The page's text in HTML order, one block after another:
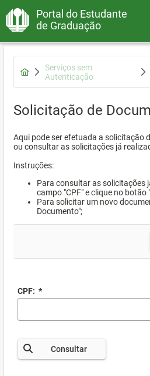
Portal do Estudante
de Graduação
Serviços sem
Autenticação
Solicitação de
Aqui pode ser efetuada a solicitação
ou consultar as solicitações já
Instruções:
Para consultar as solicitações
campo "CPF" e clique no botão
Para solicitar um novo
Documento";
CPF: *
Consultar